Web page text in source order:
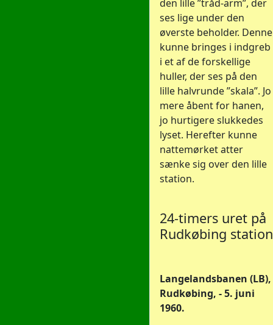
den lille ”tråd-arm”, der
ses lige under den
øverste beholder. Denne
kunne bringes i indgreb
i et af de forskellige
huller, der ses på den
lille halvrunde ”skala”. Jo
mere åbent for hanen,
jo hurtigere slukkedes
lyset. Herefter kunne
nattemørket atter
sænke sig over den lille
station.
24-timers uret på
Rudkøbing station
Langelandsbanen (LB),
Rudkøbing, - 5. juni
1960.